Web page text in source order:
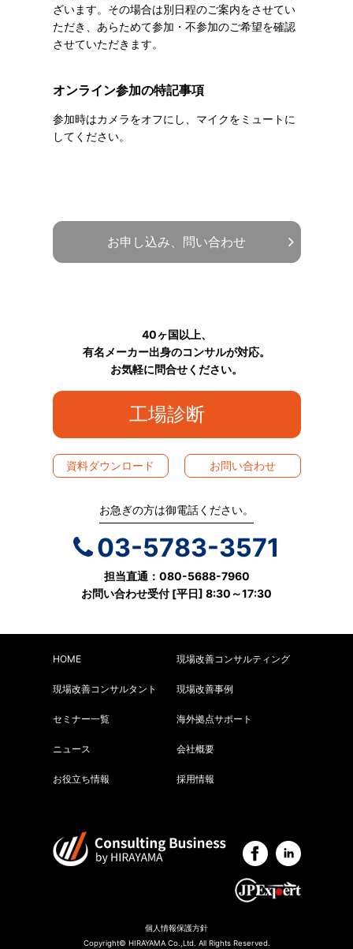
ざいます。その場合は別日程のご案内をさせてい
ただき、あらためて参加・不参加のご希望を確認
させていただきます。
オンライン参加の特記事項
参加時はカメラをオフにし、マイクをミュートに
してください。
お申し込み、問い合わせ
40ヶ国以上、
有名メーカー出身のコンサルが対応。
お気軽に問合せください。
工場診断
資料ダウンロード お問い合わせ
お急ぎの方は御電話ください。
03-5783-3571
担当直通：080-5688-7960
お問い合わせ受付 [平日] 8:30～17:30
HOME 現場改善コンサルティング
現場改善コンサルタント 現場改善事例
セミナー一覧 海外拠点サポート
ニュース 会社概要
お役立ち情報 採用情報
個人情報保護方針
Copyright© HIRAYAMA Co.,Ltd. All Rights Reserved.